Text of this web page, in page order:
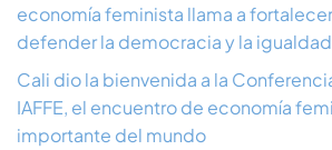
economía feminista llama a
defender la democracia y la igualdad
Cali dio la bienvenida a la
IAFFE, el encuentro de economía
importante del mundo